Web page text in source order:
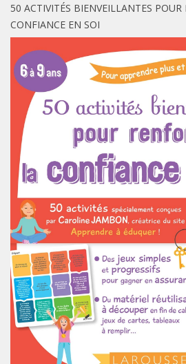
50 ACTIVITÉS BIENVEILLANTES POUR
CONFIANCE EN SOI